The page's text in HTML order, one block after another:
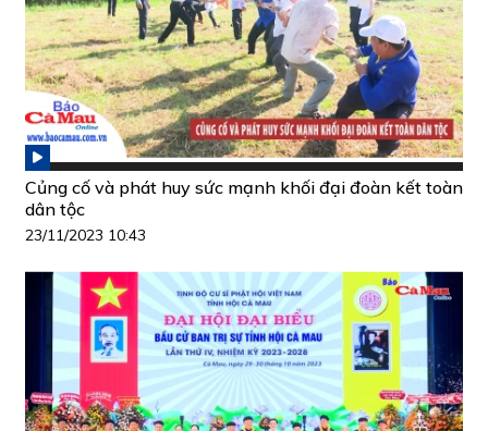
Củng cố và phát huy sức mạnh khối đại đoàn kết toàn
dân tộc
23/11/2023 10:43